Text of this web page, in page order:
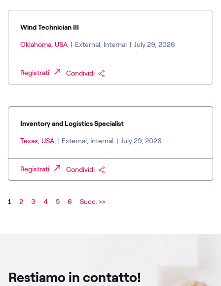
Wind Technician III
Oklahoma, USA | External, Internal | July 29, 2026
Registrati Condividi
Inventory and Logistics Specialist
Texas, USA | External, Internal | July 29, 2026
Registrati Condividi
1 2 3 4 5 6 Succ. >>
Restiamo in contatto!